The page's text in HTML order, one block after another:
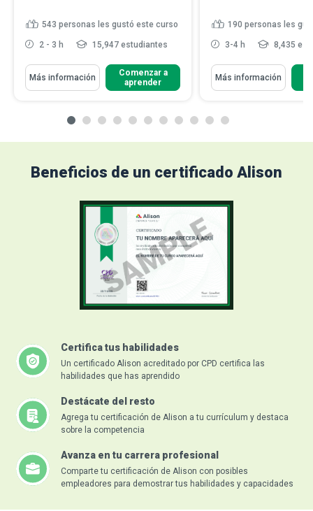
543 personas les gustó este curso
2 - 3 h 15,947 estudiantes
Más información
Comenzar a
aprender
190 personas les
3-4 h 8,435
Más información
Beneficios de un certificado Alison
Certifica tus habilidades
Un certificado Alison acreditado por CPD certifica las
habilidades que has aprendido
Destácate del resto
Agrega tu certificación de Alison a tu currículum y destaca
sobre la competencia
Avanza en tu carrera profesional
Comparte tu certificación de Alison con posibles
empleadores para demostrar tus habilidades y capacidades